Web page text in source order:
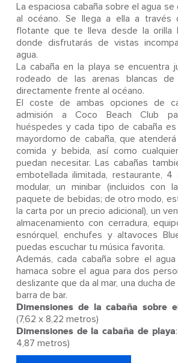
La espaciosa cabaña sobre el agua
al océano. Se llega a ella a través
flotante que te lleva desde la orilla
donde disfrutarás de vistas
agua.
La cabaña en la playa se encuentra
rodeado de las arenas blancas
directamente frente al océano.
El coste de ambas opciones de
admisión a Coco Beach Club
huéspedes y cada tipo de cabaña
mayordomo de cabaña, que
comida y bebida, así como
puedan necesitar. Las cabañas
embotellada ilimitada, restaurante, 4
modular, un minibar (incluidos con
paquete de bebidas; de otro modo,
la carta por un precio adicional), un
almacenamiento con cerradura,
esnórquel, enchufes y altavoces
puedas escuchar tu música favorita.
Además, cada cabaña sobre el
hamaca sobre el agua para dos
deslizante que da al mar, una ducha
barra de bar.
Dimensiones de la cabaña sobre
(7,62 x 8,22 metros)
Dimensiones de la cabaña de playa
4,87 metros)